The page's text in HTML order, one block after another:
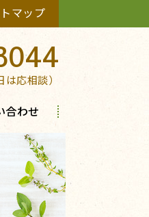
マップ
応相談）
合わせ